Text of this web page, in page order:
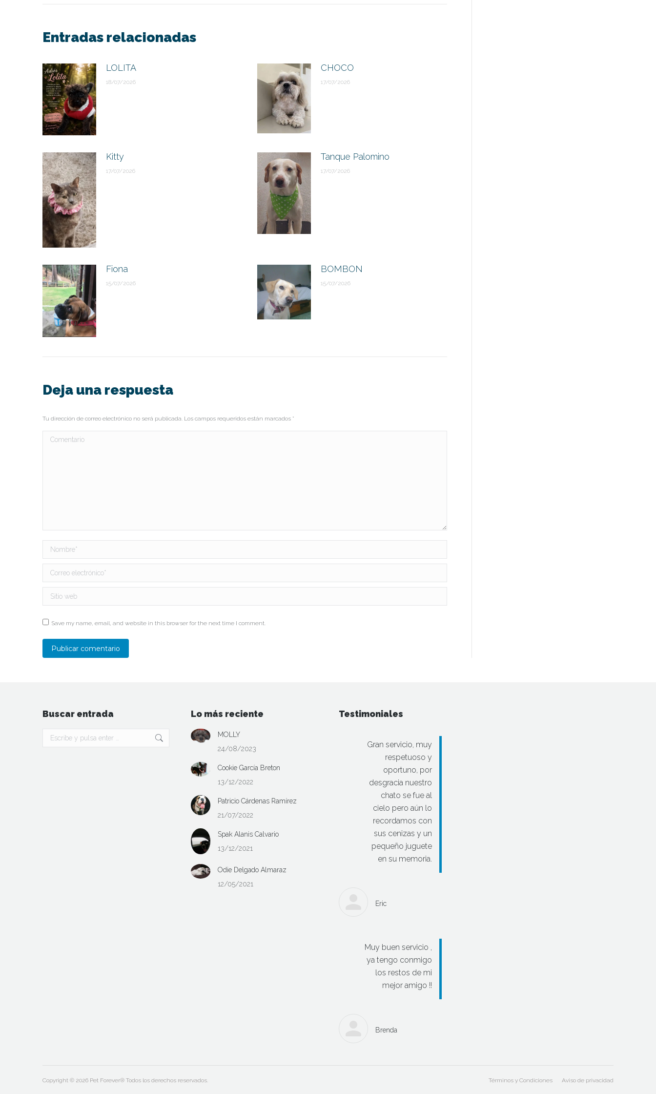
publicaciones
Entradas relacionadas
LOLITA
18/07/2026
CHOCO
17/07/2026
Kitty
17/07/2026
Tanque Palomino
17/07/2026
Fiona
15/07/2026
BOMBON
15/07/2026
Deja una respuesta
Tu dirección de correo electrónico no será publicada. Los campos requeridos están marcados *
Comentario
Nombre *
Correo electrónico *
Sitio web
Save my name, email, and website in this browser for the next time I comment.
Publicar comentario
Buscar entrada
Buscar:
Lo más reciente
MOLLY
24/08/2023
Cookie García Breton
13/12/2022
Patricio Cárdenas Ramírez
21/07/2022
Spak Alanis Calvario
13/12/2021
Odie Delgado Almaraz
12/05/2021
Testimoniales
Gran servicio, muy
respetuoso y
oportuno, por
desgracia nuestro
chato se fue al
cielo pero aún lo
recordamos con
sus cenizas y un
pequeño juguete
en su memoria.
Eric
Muy buen servicio ,
ya tengo conmigo
los restos de mi
mejor amigo !!
Brenda
Copyright © 2026 Pet Forever® Todos los derechos reservados. Términos y Condiciones Aviso de privacidad